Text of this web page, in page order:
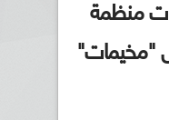
منظمة
"مخيمات"